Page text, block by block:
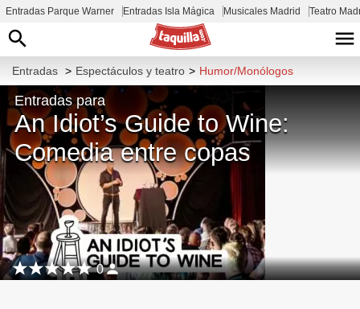
Entradas Parque Warner Entradas Isla Mágica Musicales Madrid Teatro
Entradas > Espectáculos y teatro > Humor/Monólogos
Entradas para
An Idiot’s Guide to Wine:
Comedia entre copas
0